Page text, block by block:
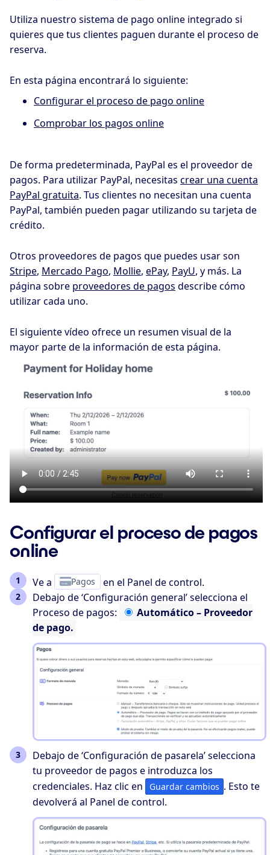
Utiliza nuestro sistema de pago online integrado si
quieres que tus clientes paguen durante el proceso de
reserva.
En esta página encontrará lo siguiente:
Configurar el proceso de pago online
Comprobar los pagos online
De forma predeterminada, PayPal es el proveedor de
pagos. Para utilizar PayPal, necesitas crear una cuenta
PayPal gratuita. Tus clientes no necesitan una cuenta
PayPal, también pueden pagar utilizando su tarjeta de
crédito.
Otros proveedores de pagos que puedes usar son
Stripe, Mercado Pago, Mollie, ePay, PayU, y más. La
página sobre proveedores de pagos describe cómo
utilizar cada uno.
El siguiente vídeo ofrece un resumen visual de la
mayor parte de la información de esta página.
Configurar el proceso de pagos
online
Ve a Pagos
en el Panel de control.
Debajo de ‘Configuración general’ selecciona el
Proceso de pagos:
Automático– Proveedor
de pago.
Debajo de ‘Configuración de pasarela’ selecciona
tu proveedor de pagos e introduzca los
credenciales. Haz clic en
Guardar cambios . Esto te
devolverá al Panel de control.